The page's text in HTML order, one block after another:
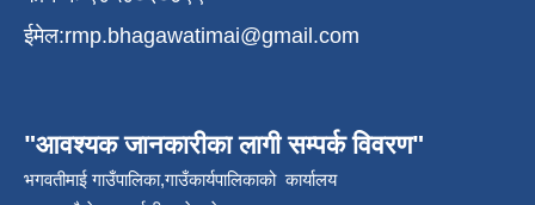
ईमेल:rmp.bhagawatimai@gmail.com
"आवश्यक जानकारीका लागी सम्पर्क विवरण"
भगवतीमाई गाउँपालिका,गाउँकार्यपालिकाको कार्यालय